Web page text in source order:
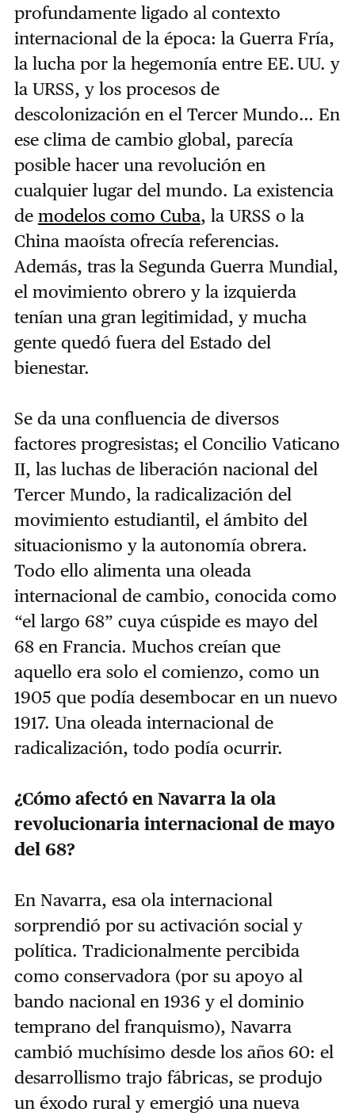
profundamente ligado al contexto
internacional de la época: la Guerra Fría,
la lucha por la hegemonía entre EE. UU. y
la URSS, y los procesos de
descolonización en el Tercer Mundo… En
ese clima de cambio global, parecía
posible hacer una revolución en
cualquier lugar del mundo. La existencia
de modelos como Cuba, la URSS o la
China maoísta ofrecía referencias.
Además, tras la Segunda Guerra Mundial,
el movimiento obrero y la izquierda
tenían una gran legitimidad, y mucha
gente quedó fuera del Estado del
bienestar.
Se da una confluencia de diversos
factores progresistas; el Concilio Vaticano
II, las luchas de liberación nacional del
Tercer Mundo, la radicalización del
movimiento estudiantil, el ámbito del
situacionismo y la autonomía obrera.
Todo ello alimenta una oleada
internacional de cambio, conocida como
“el largo 68” cuya cúspide es mayo del
68 en Francia. Muchos creían que
aquello era solo el comienzo, como un
1905 que podía desembocar en un nuevo
1917. Una oleada internacional de
radicalización, todo podía ocurrir.
¿Cómo afectó en Navarra la ola
revolucionaria internacional de mayo
del 68?
En Navarra, esa ola internacional
sorprendió por su activación social y
política. Tradicionalmente percibida
como conservadora (por su apoyo al
bando nacional en 1936 y el dominio
temprano del franquismo), Navarra
cambió muchísimo desde los años 60: el
desarrollismo trajo fábricas, se produjo
un éxodo rural y emergió una nueva